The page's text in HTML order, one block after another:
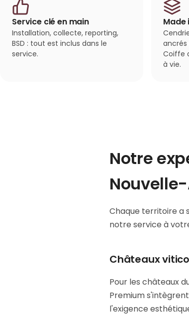
Service clé en main
Installation, collecte, reporting,
BSD : tout est inclus dans le
service.
Made
ancrés
Coiffe
à vie.
Notre
Chaque territoire a
notre service à
Châteaux
Pour les châteaux
Premium
l'exigence